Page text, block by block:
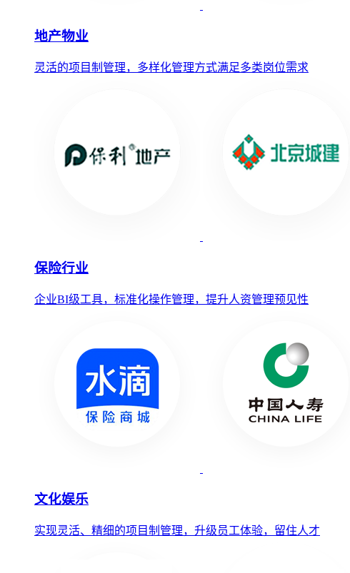
地产物业
灵活的项目制管理，多样化管理方式满足多类岗位需求
保险行业
企业BI级工具，标准化操作管理，提升人资管理预见性
文化娱乐
实现灵活、精细的项目制管理，升级员工体验，留住人才